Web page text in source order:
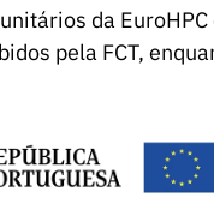
da
pela FCT,